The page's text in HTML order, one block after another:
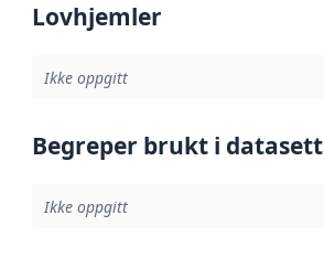
Lovhjemler
Ikke oppgitt
Begreper brukt i datasett
Ikke oppgitt